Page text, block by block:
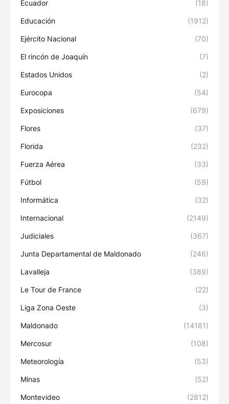
Ecuador (18)
Educación (1912)
Ejército Nacional (70)
El rincón de Joaquín (7)
Estados Unidos (2)
Eurocopa (54)
Exposiciones (679)
Flores (37)
Florida (232)
Fuerza Aérea (33)
Fútbol (59)
Informática (32)
Internacional (2149)
Judiciales (367)
Junta Departamental de Maldonado (246)
Lavalleja (389)
Le Tour de France (22)
Liga Zona Oeste (3)
Maldonado (14181)
Mercosur (108)
Meteorología (53)
Minas (52)
Montevideo (2812)